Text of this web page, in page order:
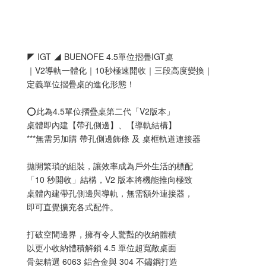
◤ IGT ◢ BUENOFE 4.5單位摺疊IGT桌
｜V2導軌一體化｜10秒極速開收｜三段高度變換｜
定義單位摺疊桌的進化形態！
⭕️此為4.5單位摺疊桌第二代「V2版本」
桌體即內建【帶孔側邊】、【導軌結構】
***無需另加購 帶孔側邊飾條 及 桌框軌道連接器
拋開繁瑣的組裝，讓效率成為戶外生活的標配
「10 秒開收」結構，V2 版本將機能推向極致
桌體內建帶孔側邊與導軌，無需額外連接器，
即可直覺擴充各式配件。
打破空間邊界，擁有令人驚豔的收納體積
以更小收納體積解鎖 4.5 單位超寬敞桌面
骨架精選 6063 鋁合金與 304 不鏽鋼打造